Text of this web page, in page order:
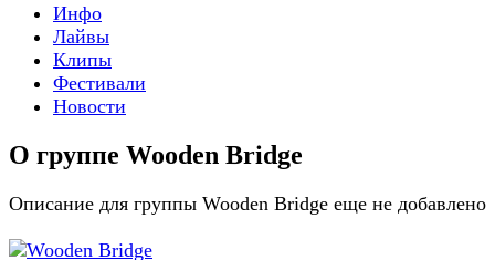
Инфо
Лайвы
Клипы
Фестивали
Новости
О группе Wooden Bridge
Описание для группы Wooden Bridge еще не добавлено